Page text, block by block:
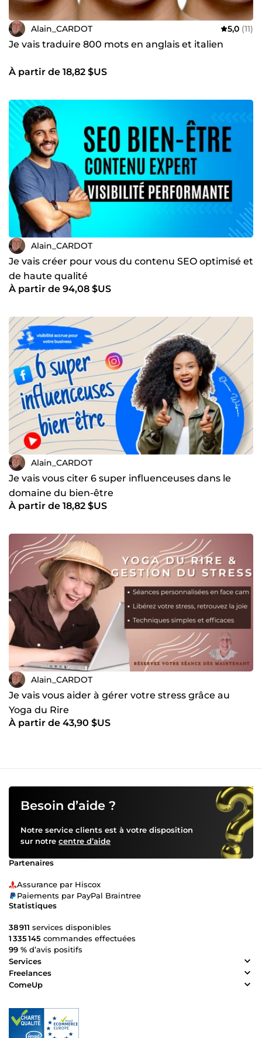
Alain_CARDOT 5,0 (11)
Je vais traduire 800 mots en anglais et italien
À partir de 18,82 $US
Alain_CARDOT
Je vais créer pour vous du contenu SEO optimisé et
de haute qualité
À partir de 94,08 $US
Alain_CARDOT
Je vais vous citer 6 super influenceuses dans le
domaine du bien-être
À partir de 18,82 $US
Alain_CARDOT
Je vais vous aider à gérer votre stress grâce au
Yoga du Rire
À partir de 43,90 $US
Besoin d’aide ?
Notre service clients est à votre disposition
sur notre centre d’aide
Partenaires
Assurance par Hiscox
Paiements par PayPal Braintree
Statistiques
38 911 services disponibles
1 335 145 commandes effectuées
99 % d’avis positifs
Services
Freelances
ComeUp